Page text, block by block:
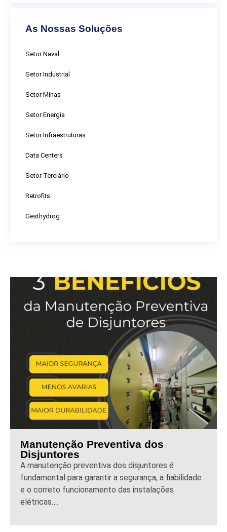
As Nossas Soluções
Setor Naval
Setor Industrial
Setor Minas
Setor Energia
Setor Infraestruturas
Data Centers
Setor Terciário
Retrofits
Gesthydrog
Manutenção Preventiva dos
Disjuntores
A manutenção preventiva dos disjuntores é
fundamental para garantir a segurança, a fiabilidade
e o correto funcionamento das instalações
elétricas….